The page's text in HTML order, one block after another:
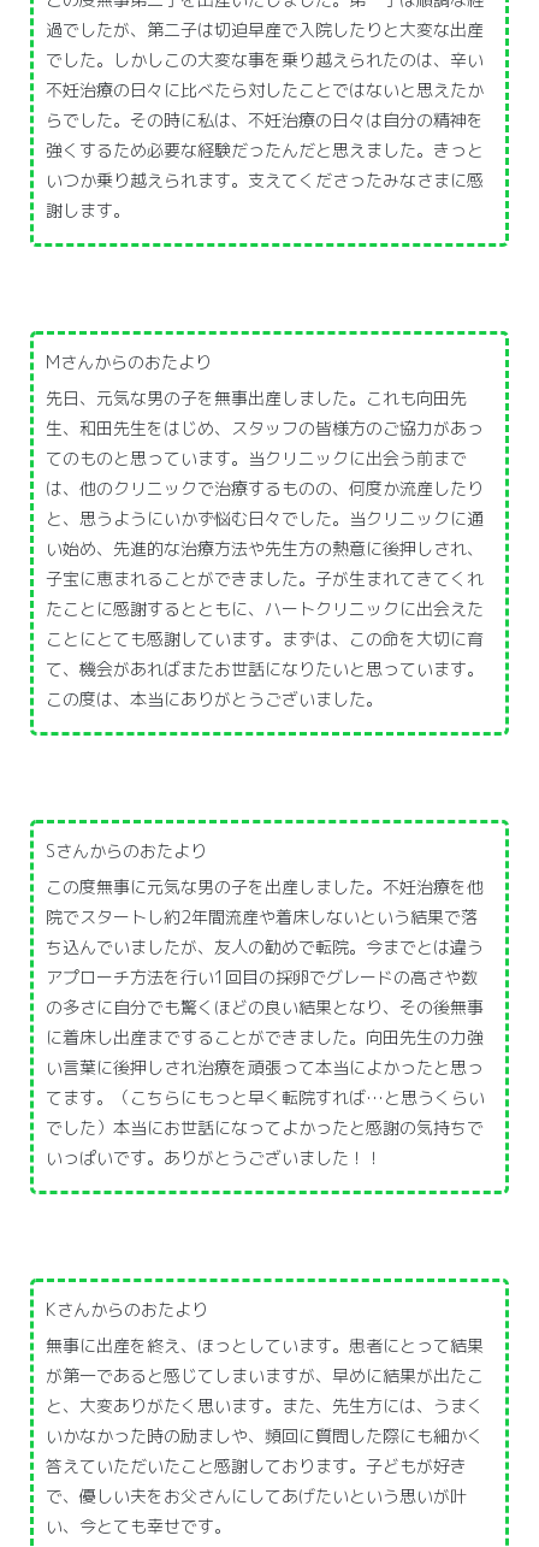
過でしたが、第二子は切迫早産で入院したりと大変な出産
でした。しかしこの大変な事を乗り越えられたのは、辛い
不妊治療の日々に比べたら対したことではないと思えたか
らでした。その時に私は、不妊治療の日々は自分の精神を
強くするため必要な経験だったんだと思えました。きっと
いつか乗り越えられます。支えてくださったみなさまに感
謝します。
Mさんからのおたより
先日、元気な男の子を無事出産しました。これも向田先
生、和田先生をはじめ、スタッフの皆様方のご協力があっ
てのものと思っています。当クリニックに出会う前まで
は、他のクリニックで治療するものの、何度か流産したり
と、思うようにいかず悩む日々でした。当クリニックに通
い始め、先進的な治療方法や先生方の熱意に後押しされ、
子宝に恵まれることができました。子が生まれてきてくれ
たことに感謝するとともに、ハートクリニックに出会えた
ことにとても感謝しています。まずは、この命を大切に育
て、機会があればまたお世話になりたいと思っています。
この度は、本当にありがとうございました。
Sさんからのおたより
この度無事に元気な男の子を出産しました。不妊治療を他
院でスタートし約2年間流産や着床しないという結果で落
ち込んでいましたが、友人の勧めで転院。今までとは違う
アプローチ方法を行い1回目の採卵でグレードの高さや数
の多さに自分でも驚くほどの良い結果となり、その後無事
に着床し出産まですることができました。向田先生の力強
い言葉に後押しされ治療を頑張って本当によかったと思っ
てます。（こちらにもっと早く転院すれば…と思うくらい
でした）本当にお世話になってよかったと感謝の気持ちで
いっぱいです。ありがとうございました！！
Kさんからのおたより
無事に出産を終え、ほっとしています。患者にとって結果
が第一であると感じてしまいますが、早めに結果が出たこ
と、大変ありがたく思います。また、先生方には、うまく
いかなかった時の励ましや、頻回に質問した際にも細かく
答えていただいたこと感謝しております。子どもが好き
で、優しい夫をお父さんにしてあげたいという思いが叶
い、今とても幸せです。